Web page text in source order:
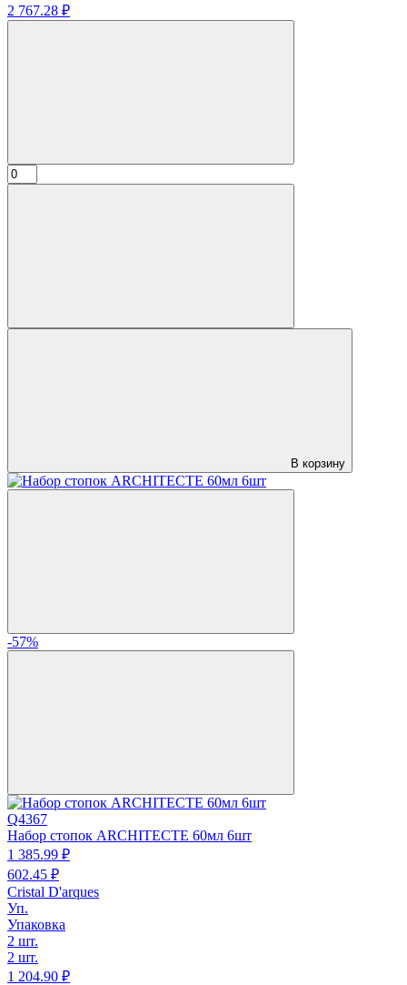
2 767.28 ₽
В корзину
-57%
Q4367
Набор стопок ARCHITECTE 60мл 6шт
1 385.99 ₽
602.45 ₽
Cristal D'arques
Уп.
Упаковка
2 шт.
2 шт.
1 204.90 ₽